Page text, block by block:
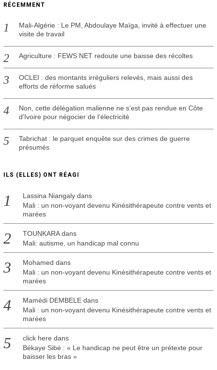
RÉCEMMENT
Mali-Algérie : Le PM, Abdoulaye Maïga, invité à effectuer une
visite de travail
Agriculture : FEWS NET redoute une baisse des récoltes
OCLEI : des montants irréguliers relevés, mais aussi des
efforts de réforme salués
Non, cette délégation malienne ne s’est pas rendue en Côte
d’Ivoire pour négocier de l’électricité
Tabrichat : le parquet enquête sur des crimes de guerre
présumés
ILS (ELLES) ONT RÉAGI
Lassina Niangalydans
Mali : un non-voyant devenu Kinésithérapeute contre vents et
marées
TOUNKARAdans
Mali: autisme, un handicap mal connu
Mohamed dans
Mali : un non-voyant devenu Kinésithérapeute contre vents et
marées
Mamédi DEMBELEdans
Mali : un non-voyant devenu Kinésithérapeute contre vents et
marées
click here dans
Békaye Sibé : « Le handicap ne peut être un prétexte pour
baisser les bras »